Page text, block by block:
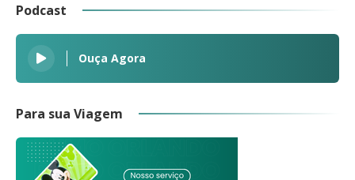
Podcast
Ouça Agora
Para sua Viagem